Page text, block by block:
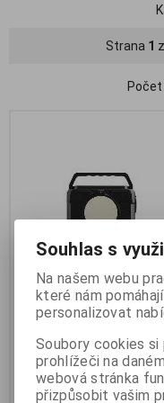
Strana 1 z
Počet
Sandberg Power Station
nabíjecí stanice černá
Termín dodání (dny): 10
Souhlas s
Na našem webu
které nám
personalizovat
Soubory cookies si
prohlížeči na
webová stránka
přizpůsobit vašim